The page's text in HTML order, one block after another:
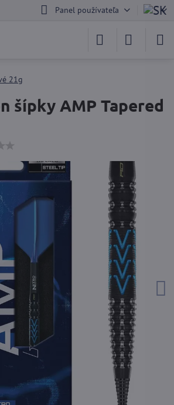
Panel používateľa
21g
šípky AMP Tapered